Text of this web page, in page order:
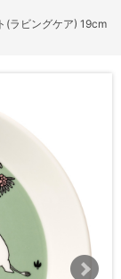
(ラビングケア) 19cm